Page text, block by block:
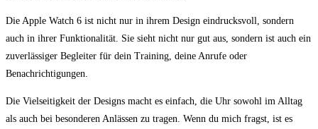
Die Apple‌ Watch⁣ 6 ist nicht nur in ihrem Design ⁣eindrucksvoll, ‌sondern
auch in ihrer Funktionalität. Sie sieht nicht nur gut aus, sondern ist auch ​ein
zuverlässiger Begleiter⁢ für dein Training, deine Anrufe ⁣oder‌
Benachrichtigungen.
Die Vielseitigkeit der Designs macht es einfach, die Uhr sowohl im Alltag
als auch bei besonderen Anlässen zu tragen. Wenn du mich fragst, ‌ist es